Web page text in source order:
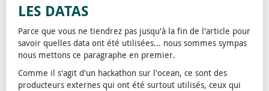
LES DATAS
Parce que vous ne tiendrez pas jusqu'à la fin de l'article pour
savoir quelles data ont été utilisées... nous sommes sympas
nous mettons ce paragraphe en premier.
Comme il s'agit d'un hackathon sur l'ocean, ce sont des
producteurs externes qui ont été surtout utilisés, ceux qui